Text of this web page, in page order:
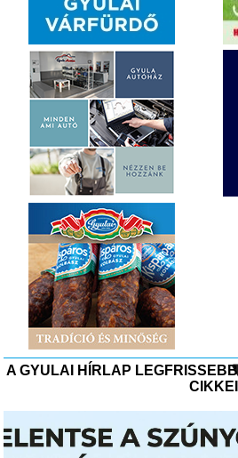
A GYULAI HÍRLAP LEGFRISSEBB
CIKKEI